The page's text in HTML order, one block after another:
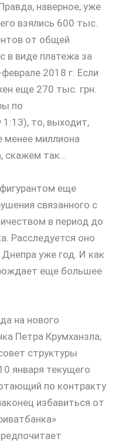
наверное, уже
взялись 600 тыс.
от общей
в виде платежа за
2018 г. Если
еще 270 тыс. грн.
по
1:13), то, выходит,
менее миллиона
скажем так…
еще
связанного с
в период до
Расследуется оно
уже год. И как
еще большее
на нового
Петра Крумханзла,
структуры
января текущего
по контракту
избавиться от